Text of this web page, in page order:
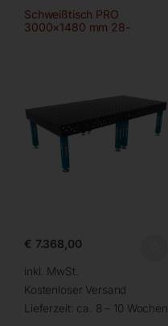
Schweißtisch PRO
3000×1480 mm 28-
€ 7.368,00
inkl. MwSt.
Kostenloser Versand
Lieferzeit: ca. 8 – 10 Wochen